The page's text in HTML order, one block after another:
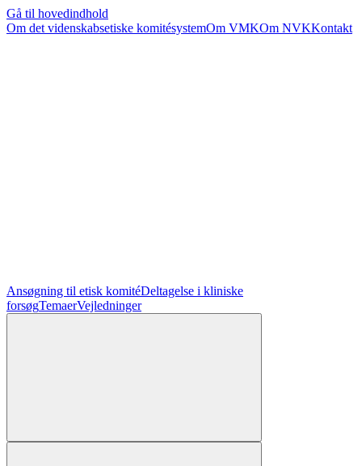
Gå til hovedindhold
Om det videnskabsetiske komitésystemOm VMKOm NVKKontakt
Ansøgning til etisk komitéDeltagelse i kliniske
forsøgTemaerVejledninger